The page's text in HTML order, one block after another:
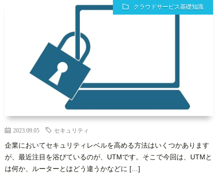
クラウドサービス基礎知識
2023.09.05 セキュリティ
企業においてセキュリティレベルを高める方法はいくつかあります
が、最近注目を浴びているのが、UTMです。そこで今回は、UTMと
は何か、ルーターとはどう違うかなどに […]